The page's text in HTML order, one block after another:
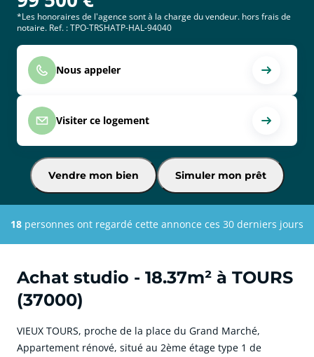
Achat studio - 18.37m² à TOURS
(37000)
VIEUX TOURS, proche de la place du Grand Marché,
Appartement rénové, situé au 2ème étage type 1 de
*Les honoraires de l'agence sont à la charge du vendeur. hors frais de
notaire. Ref. : TPO-TRSHATP-HAL-94040
Nous appeler
Visiter ce logement
Simuler mon prêt
Vendre mon bien
18 personnes ont regardé cette annonce ces 30 derniers jours